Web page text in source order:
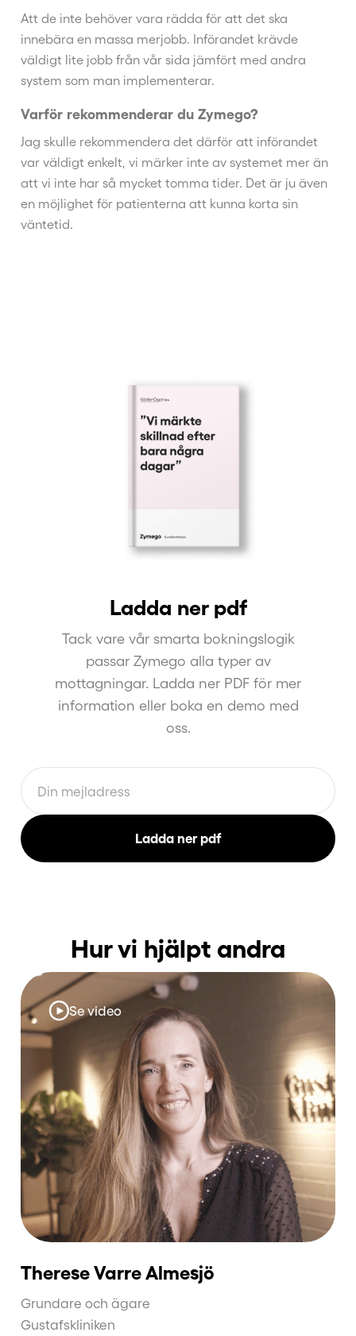
Att de inte behöver vara rädda för att det ska
innebära en massa merjobb. Införandet krävde
väldigt lite jobb från vår sida jämfört med andra
system som man implementerar.
Varför rekommenderar du Zymego?
Jag skulle rekommendera det därför att införandet
var väldigt enkelt, vi märker inte av systemet mer än
att vi inte har så mycket tomma tider. Det är ju även
en möjlighet för patienterna att kunna korta sin
väntetid.
Ladda ner pdf
Tack vare vår smarta bokningslogik
passar Zymego alla typer av
mottagningar. Ladda ner PDF för mer
information eller boka en demo med
oss.
Hur vi hjälpt andra
Se video
Therese Varre Almesjö
Grundare och ägare
Gustafskliniken